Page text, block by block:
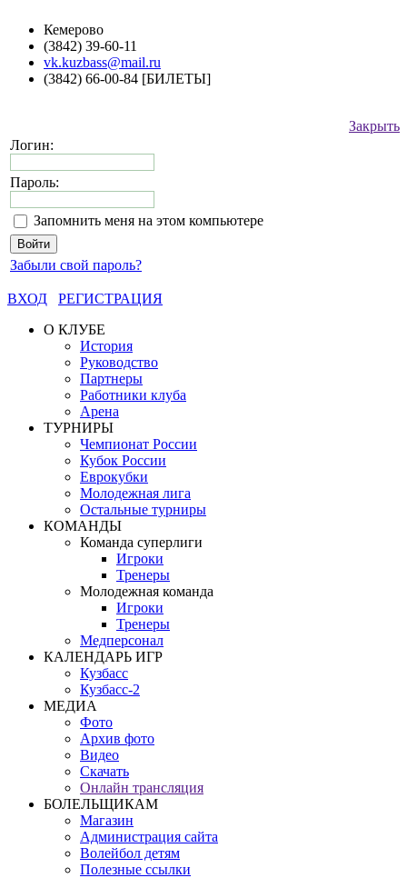
Кемерово
(3842) 39-60-11
vk.kuzbass@mail.ru
(3842) 66-00-84 [БИЛЕТЫ]
Закрыть
Логин:
Пароль:
Запомнить меня на этом компьютере
Забыли свой пароль?
ВХОД
РЕГИСТРАЦИЯ
О КЛУБЕ
История
Руководство
Партнеры
Работники клуба
Арена
ТУРНИРЫ
Чемпионат России
Кубок России
Еврокубки
Молодежная лига
Остальные турниры
КОМАНДЫ
Команда суперлиги
Игроки
Тренеры
Молодежная команда
Игроки
Тренеры
Медперсонал
КАЛЕНДАРЬ ИГР
Кузбасс
Кузбасс-2
МЕДИА
Фото
Архив фото
Видео
Скачать
Онлайн трансляция
БОЛЕЛЬЩИКАМ
Магазин
Администрация сайта
Волейбол детям
Полезные ссылки